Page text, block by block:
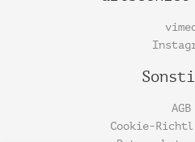
AGB
Cookie-